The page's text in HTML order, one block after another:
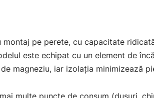
pe perete, cu capacitate
este echipat cu un element de
magneziu, iar izolația minimizează